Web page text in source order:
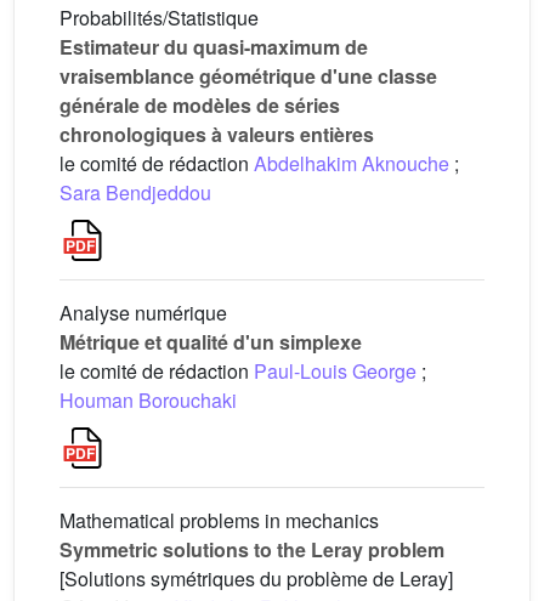
Probabilités/Statistique
Estimateur du quasi-maximum de
vraisemblance géométrique d'une classe
générale de modèles de séries
chronologiques à valeurs entières
le comité de rédaction Abdelhakim Aknouche ;
Sara Bendjeddou
Analyse numérique
Métrique et qualité d'un simplexe
le comité de rédaction Paul-Louis George ;
Houman Borouchaki
Mathematical problems in mechanics
Symmetric solutions to the Leray problem
[Solutions symétriques du problème de Leray]